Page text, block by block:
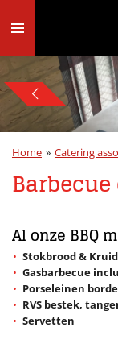
direct
hoofdinhoud
Home » Catering
Al onze BBQ
Stokbrood &
Gasbarbecue
Porseleinen
RVS bestek,
Servetten